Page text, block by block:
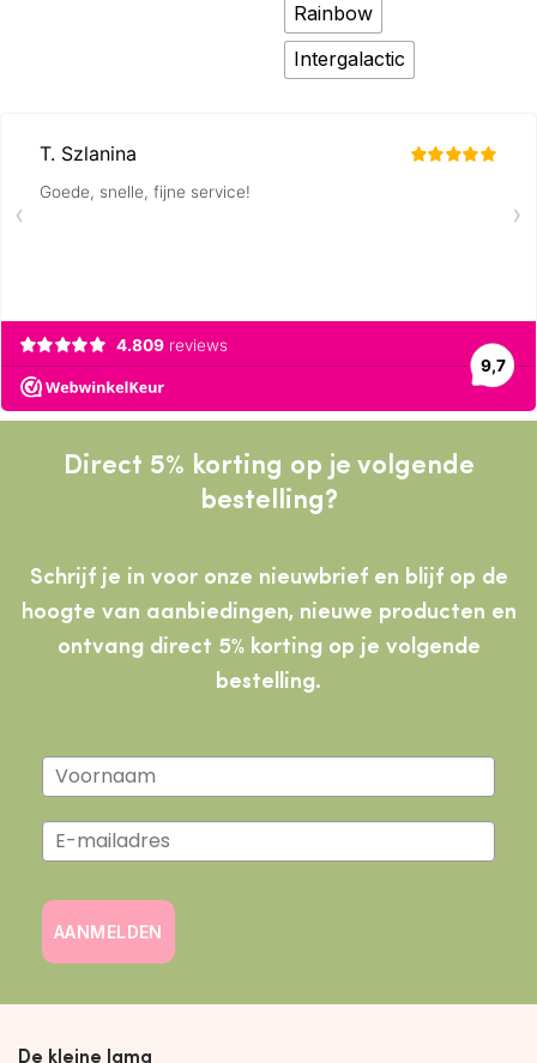
Rainbow
Intergalactic
Direct 5% korting op je volgende
bestelling?
Schrijf je in voor onze nieuwbrief en blijf op de
hoogte van aanbiedingen, nieuwe producten en
ontvang direct 5% korting op je volgende
bestelling.
AANMELDEN
De kleine lama